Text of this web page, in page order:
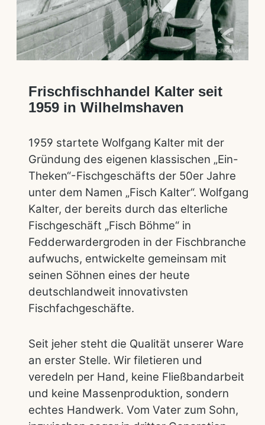
Frischfischhandel Kalter seit
1959 in Wilhelmshaven
1959 startete Wolfgang Kalter mit der
Gründung des eigenen klassischen „Ein-
Theken“-Fischgeschäfts der 50er Jahre
unter dem Namen „Fisch Kalter“. Wolfgang
Kalter, der bereits durch das elterliche
Fischgeschäft „Fisch Böhme“ in
Fedderwardergroden in der Fischbranche
aufwuchs, entwickelte gemeinsam mit
seinen Söhnen eines der heute
deutschlandweit innovativsten
Fischfachgeschäfte.
Seit jeher steht die Qualität unserer Ware
an erster Stelle. Wir filetieren und
veredeln per Hand, keine Fließbandarbeit
und keine Massenproduktion, sondern
echtes Handwerk. Vom Vater zum Sohn,